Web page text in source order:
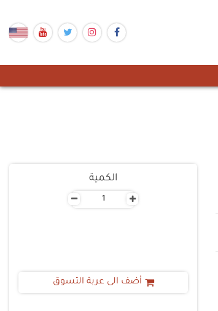
الكمية
- +
أضف الى عربة التسوق